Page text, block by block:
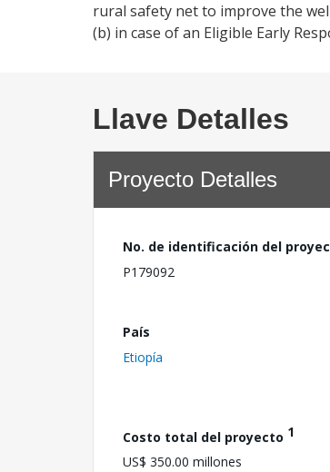
rural safety net to improve the
(b) in case of an Eligible Early
Llave Detalles
Proyecto Detalles
No. de identificación del
P179092
País
Etiopía
Costo total del proyecto 1
US$ 350.00 millones